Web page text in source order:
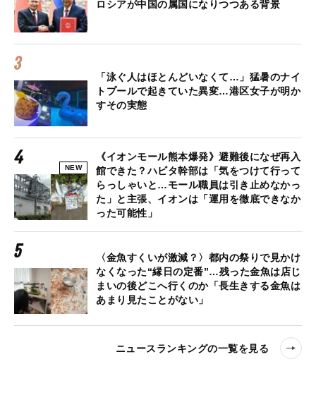
ロシアが中国の属国になりつつある背景
「泳ぐ人はほとんどいなくて…」猛暑のナイ
トプールで起きていた異変…港区女子が明か
すその実態
NEW
《イオンモール熊本爆発》避難後になぜ再入
館できた？ハビタ幹部は「気をつけて行って
らっしゃいと…モール職員は引き止めなかっ
た」と主張、イオンは「運用を徹底できなか
った可能性」
〈金魚すくいが激減？〉都内の祭りで見かけ
なくなった“縁日の定番”…残った金魚は店じ
まいの後どこへ行くのか「長生きする金魚は
あまり見たことがない」
ニュースランキングの一覧を見る